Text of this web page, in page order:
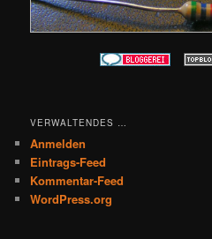
VERWALTENDES …
Anmelden
Eintrags-Feed
Kommentar-Feed
WordPress.org